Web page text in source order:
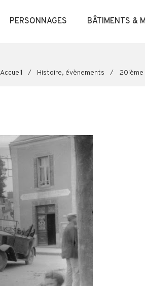
PERSONNAGES BÂTIMENTS &
Accueil / Histoire, évènements / 20ième